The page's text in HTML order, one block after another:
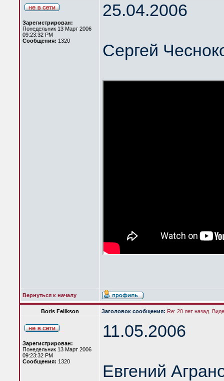
Зарегистрирован:
Понедельник 13 Март 2006
09:23:32 PM
Сообщения: 1320
25.04.2006
Сергей
Вернуться к началу
Boris Felikson Заголовок сообщения: Re: 20 лет назад.
Зарегистрирован:
Понедельник 13 Март 2006
09:23:32 PM
Сообщения: 1320
11.05.2006
Евгений